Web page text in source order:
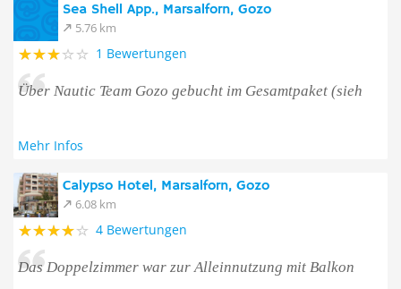
Sea Shell App., Marsalforn, Gozo
5.76 km
1 Bewertungen
Über Nautic Team Gozo gebucht im Gesamtpaket (sieh
Mehr Infos
Calypso Hotel, Marsalforn, Gozo
6.08 km
4 Bewertungen
Das Doppelzimmer war zur Alleinnutzung mit Balkon